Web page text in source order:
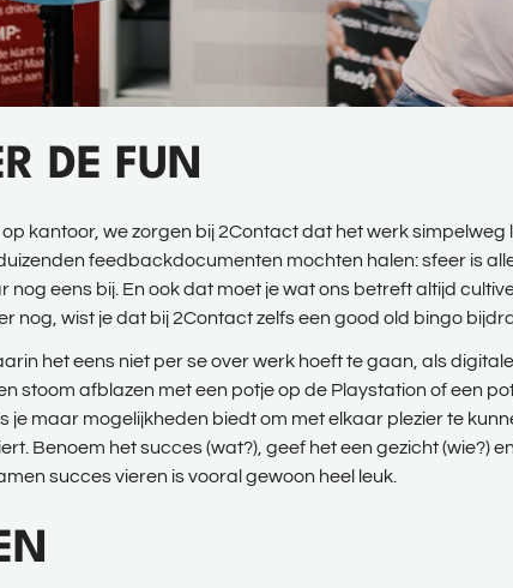
DE FUN
kantoor, we zorgen bij 2Contact dat het werk simpelweg
feedbackdocumenten mochten halen: sfeer is
eens bij. En ook dat moet je wat ons betreft altijd
nog, wist je dat bij 2Contact zelfs een good old bingo
het eens niet per se over werk hoeft te gaan, als
stoom afblazen met een potje op de Playstation of een
je maar mogelijkheden biedt om met elkaar plezier te
Benoem het succes (wat?), geef het een gezicht (wie?)
succes vieren is vooral gewoon heel leuk.